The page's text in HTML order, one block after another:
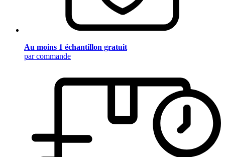
Au moins 1 échantillon gratuit
par commande